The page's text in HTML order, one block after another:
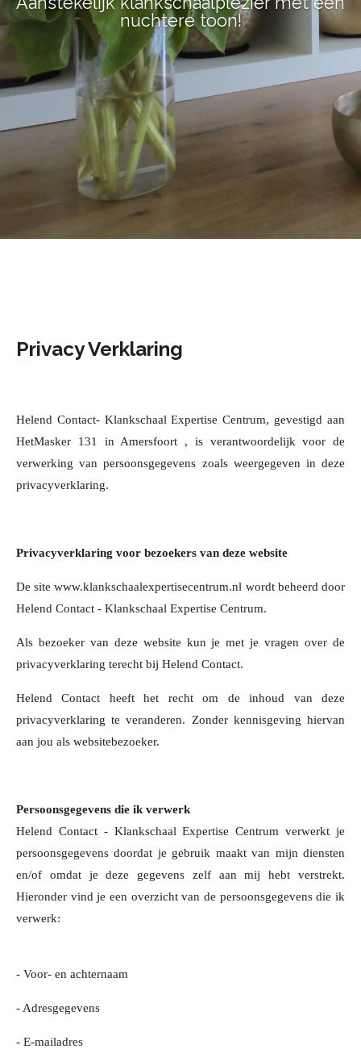
nuchtere toon!
Privacy Verklaring
Helend Contact- Klankschaal Expertise Centrum, gevestigd aan
HetMasker 131 in Amersfoort , is verantwoordelijk voor de
verwerking van persoonsgegevens zoals weergegeven in deze
privacyverklaring.
Privacyverklaring voor bezoekers van deze website
De site www.klankschaalexpertisecentrum.nl wordt beheerd door
Helend Contact - Klankschaal Expertise Centrum.
Als bezoeker van deze website kun je met je vragen over de
privacyverklaring terecht bij Helend Contact.
Helend Contact heeft het recht om de inhoud van deze
privacyverklaring te veranderen. Zonder kennisgeving hiervan
aan jou als websitebezoeker.
Persoonsgegevens die ik verwerk
Helend Contact - Klankschaal Expertise Centrum verwerkt je
persoonsgegevens doordat je gebruik maakt van mijn diensten
en/of omdat je deze gegevens zelf aan mij hebt verstrekt.
Hieronder vind je een overzicht van de persoonsgegevens die ik
verwerk:
- Voor- en achternaam
- Adresgegevens
- E-mailadres